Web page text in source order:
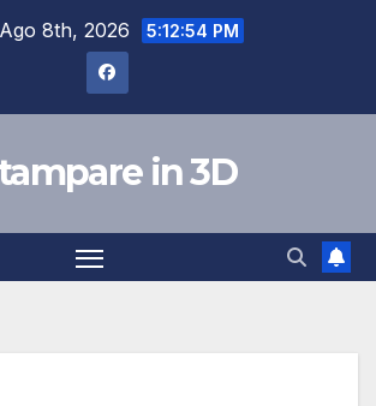
8th, 2026 5:12:55 PM
in 3D